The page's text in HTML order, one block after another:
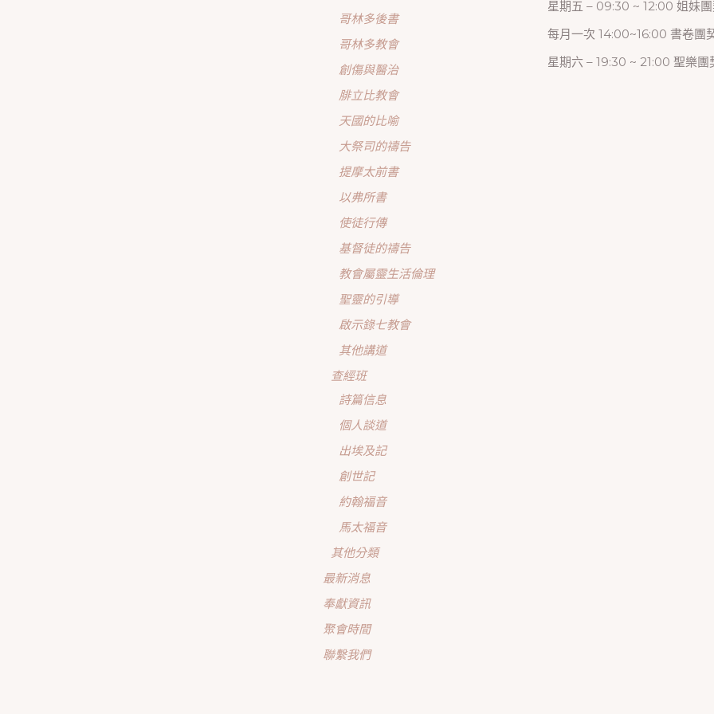
哥林多後書
哥林多教會
創傷與醫治
腓立比教會
天國的比喻
大祭司的禱告
提摩太前書
以弗所書
使徒行傳
基督徒的禱告
教會屬靈生活倫理
聖靈的引導
啟示錄七教會
其他講道
查經班
詩篇信息
個人談道
出埃及記
創世記
約翰福音
馬太福音
其他分類
最新消息
奉獻資訊
聚會時間
聯繫我們
星期五 – 09:30 ~ 12:00 姐妹
每月一次 14:00~16:00 書卷團
星期六 – 19:30 ~ 21:00 聖樂團